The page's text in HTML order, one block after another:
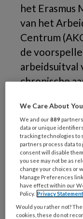
het Erasmus
van het
Centrum
de
arbeidsuitval
chronische
vinden.
Doel van het
krijgen in welke
voor
van werkenden
aandoening. De
aantal veel
We Care About
We and our889
data or unique
tracking technologies to
partners process data
consent will disable
you see may not be as
change your choices or
Manage Preferences
have effect within our
Policy. Privacy Statement
Would you rather not?
cookies, these do not